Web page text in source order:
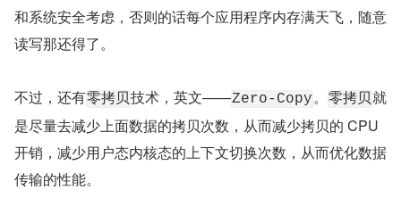
和系统安全考虑，否则的话每个应用程序内存满天飞，随意
读写那还得了。
不过，还有零拷贝技术，英文——Zero-Copy 。 零拷贝 就
是尽量去减少上面数据的拷贝次数，从而减少拷贝的 CPU
开销，减少用户态内核态的上下文切换次数，从而优化数据
传输的性能。